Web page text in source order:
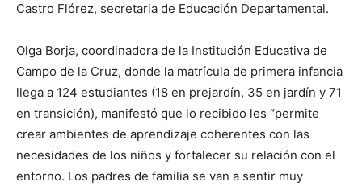
Castro Flórez, secretaria de Educación Departamental.
Olga Borja, coordinadora de la Institución Educativa de
Campo de la Cruz, donde la matrícula de primera infancia
llega a 124 estudiantes (18 en prejardín, 35 en jardín y 71
en transición), manifestó que lo recibido les “permite
crear ambientes de aprendizaje coherentes con las
necesidades de los niños y fortalecer su relación con el
entorno. Los padres de familia se van a sentir muy